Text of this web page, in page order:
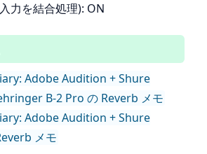
力を結合処理): ON
Adobe Audition + Shure
B-2 Pro の Reverb メモ
Adobe Audition + Shure
メモ